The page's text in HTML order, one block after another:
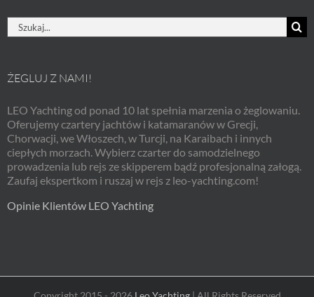
Szukaj
ŻEGLUJ Z NAMI!
LEO Yachting od ponad 10 lat spełnia marzenia o żeglowaniu.
Oferujemy czartery jachtów i katamaranów w Grecji,
Chorwacji, we Włoszech, w Turcji, na Karaibach i innych
ciepłych morzach. Wybierz czarter do samodzielnego
prowadzenia lub rejs ze skipperem bądź profesjonalną załogą.
Zaufaj ekspertkom i ruszaj w rejs z leo-yachting.com!
Opinie Klientów LEO Yachting